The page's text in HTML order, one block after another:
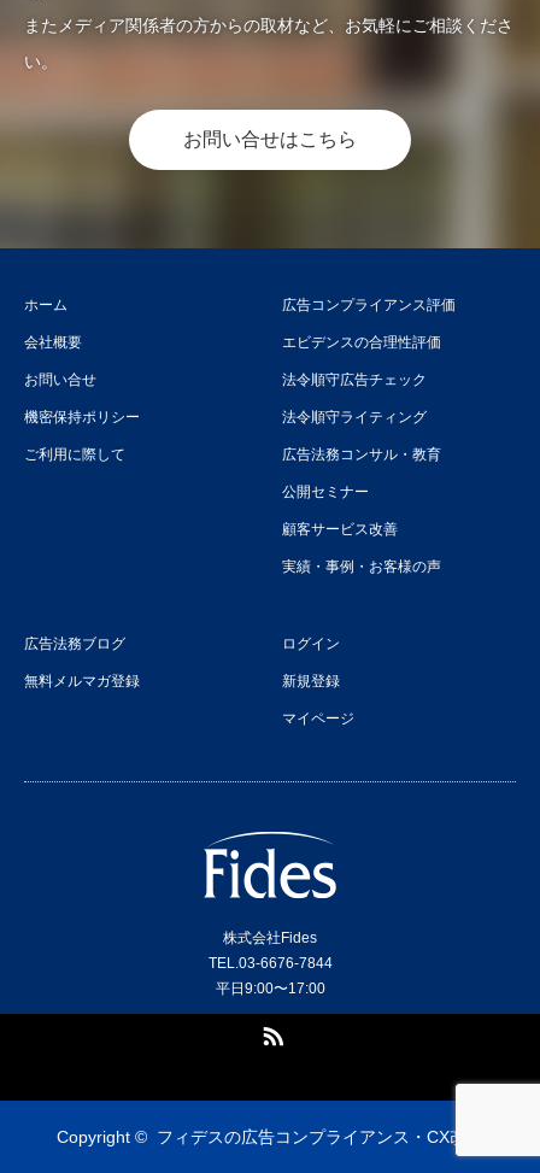
またメディア関係者の方からの取材など、お気軽にご相談くださ
い。
お問い合せはこちら
ホーム
会社概要
お問い合せ
機密保持ポリシー
ご利用に際して
広告コンプライアンス評価
エビデンスの合理性評価
法令順守広告チェック
法令順守ライティング
広告法務コンサル・教育
公開セミナー
顧客サービス改善
実績・事例・お客様の声
広告法務ブログ
無料メルマガ登録
ログイン
新規登録
マイページ
株式会社Fides
TEL.03-6676-7844
平日9:00〜17:00
Copyright © フィデスの広告コンプライアンス・CX改善